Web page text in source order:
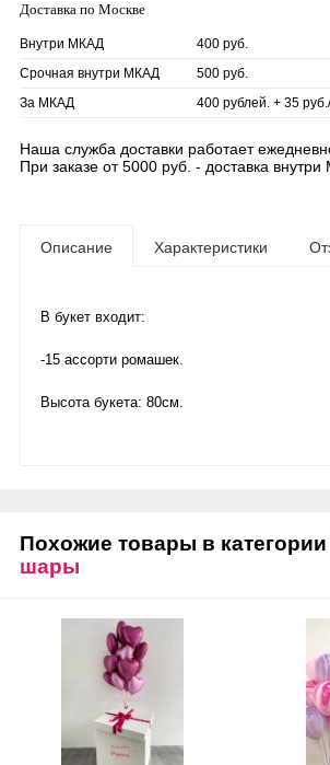
Доставка по Москве
Внутри МКАД 400 руб.
Срочная внутри МКАД
500 руб.
За МКАД
400 рублей. + 35
Наша служба доставки работает
При заказе от 5000 руб. - доставка
Описание Характеристики
В букет входит:
-15 ассорти ромашек.
Высота букета: 80см.
Похожие товары в категории
шары